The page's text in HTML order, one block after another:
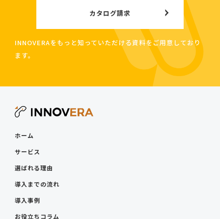
カタログ請求
INNOVERAをもっと知っていただける資料をご用意しており
ます。
ホーム
サービス
選ばれる理由
導入までの流れ
導入事例
お役立ちコラム